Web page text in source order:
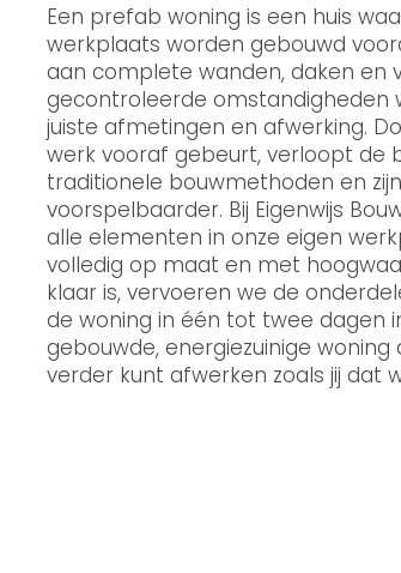
Een prefab woning is een huis
werkplaats worden gebouwd
aan complete wanden, daken en
gecontroleerde omstandigheden
juiste afmetingen en afwerking.
werk vooraf gebeurt, verloopt de
traditionele bouwmethoden en
voorspelbaarder. Bij Eigenwijs
alle elementen in onze eigen
volledig op maat en met
klaar is, vervoeren we de
de woning in één tot twee dagen
gebouwde, energiezuinige
verder kunt afwerken zoals jij dat